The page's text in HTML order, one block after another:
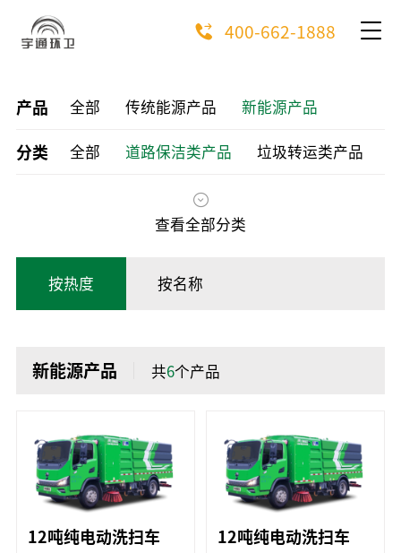
400-662-1888
产品 全部 传统能源产品 新能源产品
分类 全部 道路保洁类产品 垃圾转运类产品
查看全部分类
按热度 按名称
新能源产品 共6个产品
12吨纯电动洗扫车 12吨纯电动洗扫车